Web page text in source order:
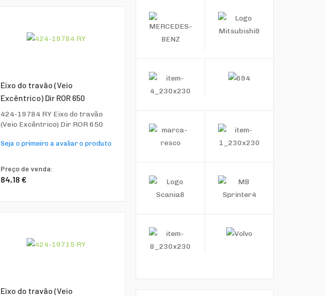
Eixo do travão (Veio
Excêntrico) Dir ROR 650
424-19784 RY Eixo do travão
(Veio Excêntrico) Dir ROR 650
Seja o primeiro a avaliar o produto
Preço de venda:
84,18 €
Eixo do travão (Veio